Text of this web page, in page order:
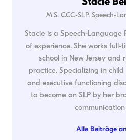
M.S. CCC-SLP, Speech-
Stacie is a Speech-Language
of experience. She works
school in New Jersey and
practice. Specializing in
and executive functioning
to become an SLP by her
Alle Beiträge